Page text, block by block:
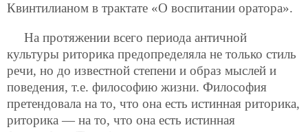
Квинтилианом в трактате «О воспитании оратора».
На протяжении всего периода античной
культуры риторика предопределяла не только стиль
речи, но до известной степени и образ мыслей и
поведения, т.е. философию жизни. Философия
претендовала на то, что она есть истинная риторика,
риторика — на то, что она есть истинная